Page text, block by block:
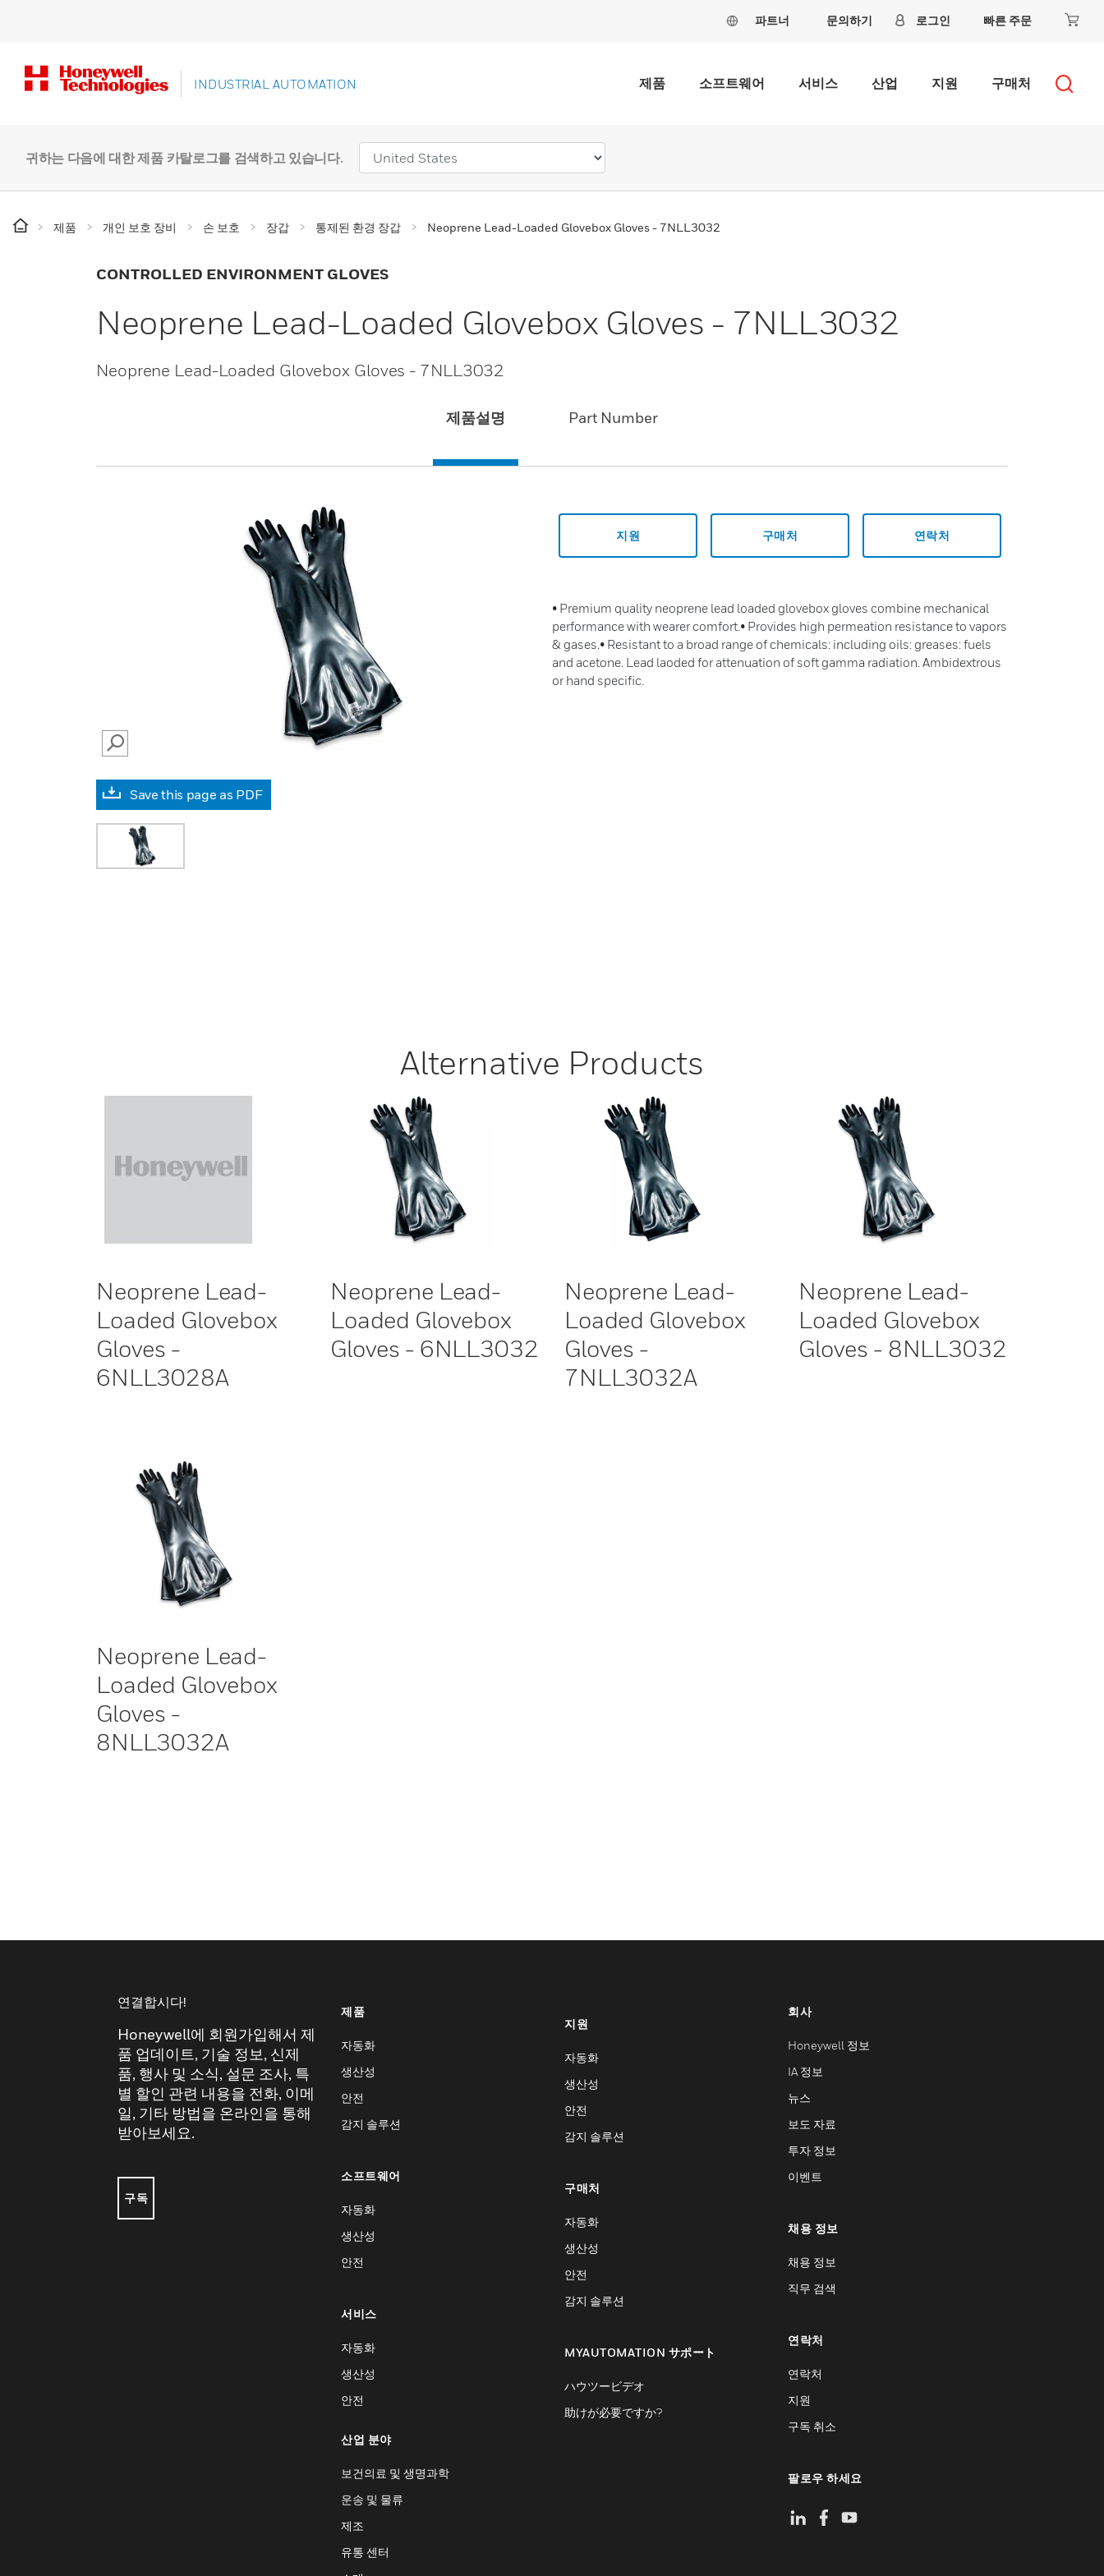
파트너 문의하기 로그인 빠른 주문
INDUSTRIAL AUTOMATION 제품 소프트웨어 서비스 산업 지원 구매처
귀하는 다음에 대한 제품 카탈로그를 검색하고 있습니다.
제품 개인 보호 장비 손 보호 장갑 통제된 환경 장갑 Neoprene Lead-Loaded Glovebox Gloves - 7NLL3032
CONTROLLED ENVIRONMENT GLOVES
Neoprene Lead-Loaded Glovebox Gloves - 7NLL3032
Neoprene Lead-Loaded Glovebox Gloves - 7NLL3032
제품설명 Part Number
SEARCH
Save this page as PDF
지원 구매처 연락처
• Premium quality neoprene lead loaded glovebox gloves combine mechanical
performance with wearer comfort.• Provides high permeation resistance to vapors
& gases.• Resistant to a broad range of chemicals: including oils: greases: fuels
and acetone. Lead laoded for attenuation of soft gamma radiation. Ambidextrous
or hand specific.
Alternative Products
Neoprene Lead-
Loaded Glovebox
Gloves -
6NLL3028A
Neoprene Lead-
Loaded Glovebox
Gloves - 6NLL3032
Neoprene Lead-
Loaded Glovebox
Gloves -
7NLL3032A
Neoprene Lead-
Loaded Glovebox
Gloves - 8NLL3032
Neoprene Lead-
Loaded Glovebox
Gloves -
8NLL3032A
연결합시다!
Honeywell에 회원가입해서 제
품 업데이트, 기술 정보, 신제
품, 행사 및 소식, 설문 조사, 특
별 할인 관련 내용을 전화, 이메
일, 기타 방법을 온라인을 통해
받아보세요.
구독
제품
자동화
생산성
안전
감지 솔루션
소프트웨어
자동화
생산성
안전
서비스
자동화
생산성
안전
산업 분야
보건의료 및 생명과학
운송 및 물류
제조
유통 센터
지원
자동화
생산성
안전
감지 솔루션
구매처
자동화
생산성
안전
감지 솔루션
MYAUTOMATION サポート
ハウツービデオ
助けが必要ですか?
회사
Honeywell 정보
IA 정보
뉴스
보도 자료
투자 정보
이벤트
채용 정보
채용 정보
직무 검색
연락처
연락처
지원
구독 취소
팔로우 하세요